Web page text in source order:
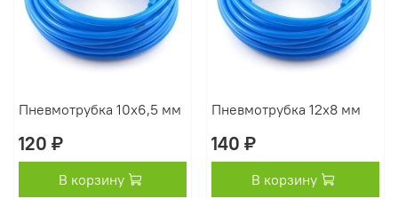
Пневмотрубка 10х6,5 мм
120 ₽
В корзину
Пневмотрубка 12х8 мм
140 ₽
В корзину